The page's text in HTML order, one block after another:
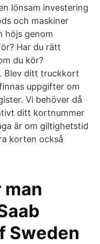
lönsam investering
och maskiner
höjs genom
Har du rätt
du kör?
Blev ditt truckkort
uppgifter om
Vi behöver då
ditt kortnummer
är om giltighetstid
korten också
man
Sweden